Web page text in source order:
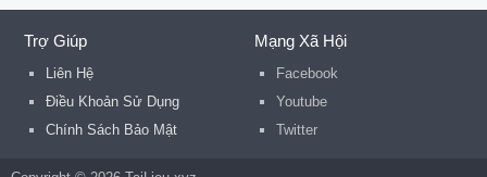
Trợ Giúp
Liên Hệ
Điều Khoản Sử Dụng
Chính Sách Bảo Mật
Mạng Xã Hội
Facebook
Youtube
Twitter